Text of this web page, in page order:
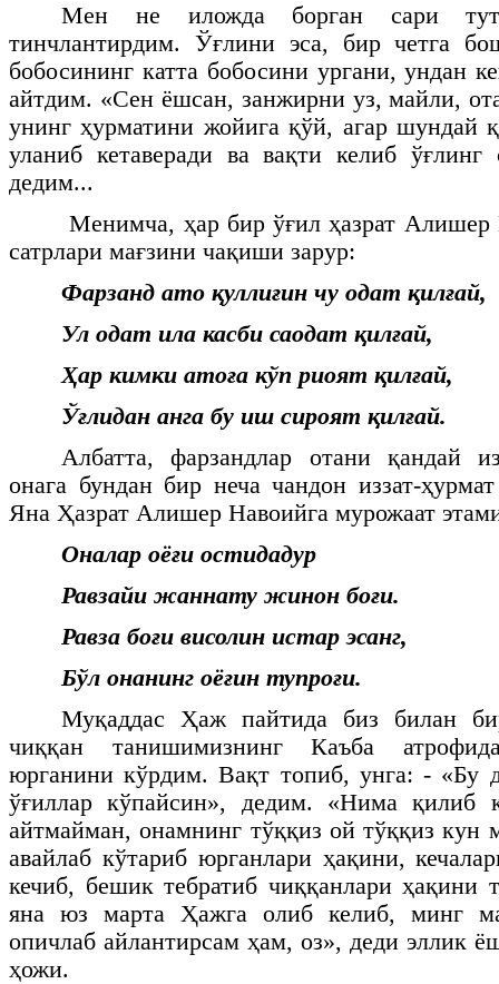
Мен не иложда борган сари
тинчлантирдим. Ўғлини эса, бир четга
бобосининг катта бобосини ургани, ундан
айтдим. «Сен ёшсан, занжирни уз, майли,
унинг ҳурматини жойига қўй, агар шундай
уланиб кетаверади ва вақти келиб ўғлинг
дедим...
Менимча, ҳар бир ўғил ҳазрат Алишер
сатрлари мағзини чақиши зарур:
Фарзанд ато қуллиғин чу одат қилғай,
Ул одат ила касби саодат қилғай,
Ҳар кимки атоға кўп риоят қилғай,
Ўғлидан анга бу иш сироят қилғай.
Албатта, фарзандлар отани қандай
онага бундан бир неча чандон иззат-
Яна Ҳазрат Алишер Навоийга мурожаат
Оналар оёғи остидадур
Равзайи жаннату жинон боғи.
Равза боғи висолин истар эсанг,
Бўл онанинг оёғин тупроғи.
Муқаддас Ҳаж пайтида биз билан
чиққан танишимизнинг Каъба
юрганини кўрдим. Вақт топиб, унга: - «Бу
ўғиллар кўпайсин», дедим. «Нима қилиб
айтмайман, онамнинг тўққиз ой тўққиз кун
авайлаб кўтариб юрганлари ҳақини,
кечиб, бешик тебратиб чиққанлари
яна юз марта Ҳажга олиб келиб, минг
опичлаб айлантирсам ҳам, оз», деди эллик
ҳожи.